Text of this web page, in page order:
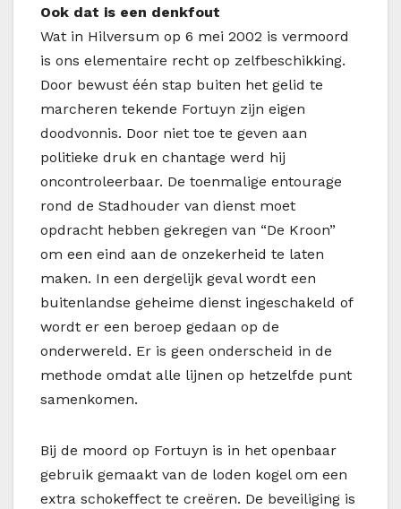
Ook dat is een denkfout
Wat in Hilversum op 6 mei 2002 is vermoord
is ons elementaire recht op zelfbeschikking.
Door bewust één stap buiten het gelid te
marcheren tekende Fortuyn zijn eigen
doodvonnis. Door niet toe te geven aan
politieke druk en chantage werd hij
oncontroleerbaar. De toenmalige entourage
rond de Stadhouder van dienst moet
opdracht hebben gekregen van “De Kroon”
om een eind aan de onzekerheid te laten
maken. In een dergelijk geval wordt een
buitenlandse geheime dienst ingeschakeld of
wordt er een beroep gedaan op de
onderwereld. Er is geen onderscheid in de
methode omdat alle lijnen op hetzelfde punt
samenkomen.
Bij de moord op Fortuyn is in het openbaar
gebruik gemaakt van de loden kogel om een
extra schokeffect te creëren. De beveiliging is